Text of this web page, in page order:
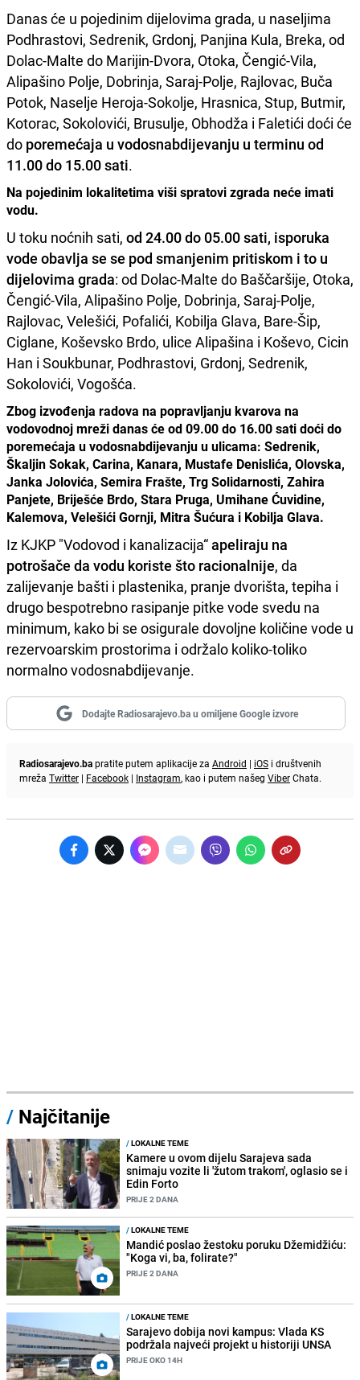
Danas će u pojedinim dijelovima grada, u naseljima
Podhrastovi, Sedrenik, Grdonj, Panjina Kula, Breka, od
Dolac-Malte do Marijin-Dvora, Otoka, Čengić-Vila,
Alipašino Polje, Dobrinja, Saraj-Polje, Rajlovac, Buča
Potok, Naselje Heroja-Sokolje, Hrasnica, Stup, Butmir,
Kotorac, Sokolovići, Brusulje, Obhodža i Faletići doći će
do poremećaja u vodosnabdijevanju u terminu od
11.00 do 15.00 sati.
Na pojedinim lokalitetima viši spratovi zgrada neće imati
vodu.
U toku noćnih sati, od 24.00 do 05.00 sati, isporuka
vode obavlja se se pod smanjenim pritiskom i to u
dijelovima grada: od Dolac-Malte do Baščaršije, Otoka,
Čengić-Vila, Alipašino Polje, Dobrinja, Saraj-Polje,
Rajlovac, Velešići, Pofalići, Kobilja Glava, Bare-Šip,
Ciglane, Koševsko Brdo, ulice Alipašina i Koševo, Cicin
Han i Soukbunar, Podhrastovi, Grdonj, Sedrenik,
Sokolovići, Vogošća.
Zbog izvođenja radova na popravljanju kvarova na
vodovodnoj mreži danas će od 09.00 do 16.00 sati doći do
poremećaja u vodosnabdijevanju u ulicama: Sedrenik,
Škaljin Sokak, Carina, Kanara, Mustafe Denislića, Olovska,
Janka Jolovića, Semira Frašte, Trg Solidarnosti, Zahira
Panjete, Briješće Brdo, Stara Pruga, Umihane Ćuvidine,
Kalemova, Velešići Gornji, Mitra Šućura i Kobilja Glava.
Iz KJKP "Vodovod i kanalizacija“apeliraju na
potrošače da vodu koriste što racionalnije, da
zalijevanje bašti i plastenika, pranje dvorišta, tepiha i
drugo bespotrebno rasipanje pitke vode svedu na
minimum, kako bi se osigurale dovoljne količine vode u
rezervoarskim prostorima i održalo koliko-toliko
normalno vodosnabdijevanje.
Dodajte Radiosarajevo.ba u omiljene Google izvore
Radiosarajevo.bapratite putem aplikacije za Android | iOS i društvenih
mreža Twitter | Facebook | Instagram, kao i putem našeg ViberChata.
/ Najčitanije
/LOKALNE TEME
Kamere u ovom dijelu Sarajeva sada
snimaju vozite li 'žutom trakom', oglasio se i
Edin Forto
PRIJE 2 DANA
/LOKALNE TEME
Mandić poslao žestoku poruku Džemidžiću:
"Koga vi, ba, folirate?"
PRIJE 2 DANA
/LOKALNE TEME
Sarajevo dobija novi kampus: Vlada KS
podržala najveći projekt u historiji UNSA
PRIJE OKO 14H